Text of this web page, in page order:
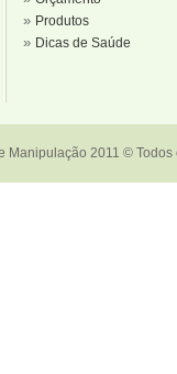
» Produtos
» Dicas de Saúde
Manipulação 2011 ©